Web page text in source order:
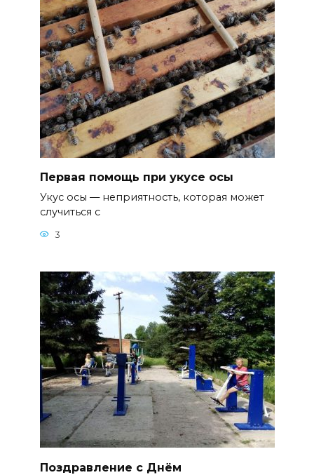
Первая помощь при укусе осы
Укус осы — неприятность, которая может
случиться с
3
Поздравление с Днём